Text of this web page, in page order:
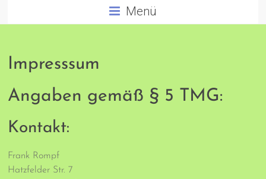
Menü
Impresssum
Angaben gemäß § 5 TMG:
Kontakt:
Frank Rompf
Hatzfelder Str. 7